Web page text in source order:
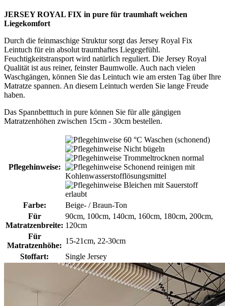
JERSEY ROYAL FIX in pure für traumhaft weichen
Liegekomfort
Durch die feinmaschige Struktur sorgt das Jersey Royal Fix
Leintuch für ein absolut traumhaftes Liegegefühl.
Feuchtigkeitstransport wird natürlich reguliert. Die Jersey Royal
Qualität ist aus reiner, feinster Baumwolle. Auch nach vielen
Waschgängen, können Sie das Leintuch wie am ersten Tag über Ihre
Matratze spannen. An diesem Leintuch werden Sie lange Freude
haben.
Das Spannbetttuch in pure können Sie für alle gängigen
Matratzenhöhen zwischen 15cm - 30cm bestellen.
Pflegehinweise:
60 °C Waschen (schonend)
Nicht bügeln
Trommeltrocknen normal
Schonend reinigen mit
Kohlenwasser­stoff­lösungsmittel
Bleichen mit Sauerstoff
erlaubt
Farbe:
Beige- / Braun-Ton
Für
Matratzenbreite:
90cm, 100cm, 140cm, 160cm, 180cm, 200cm,
120cm
Für
Matratzenhöhe:
15-21cm, 22-30cm
Stoffart:
Single Jersey